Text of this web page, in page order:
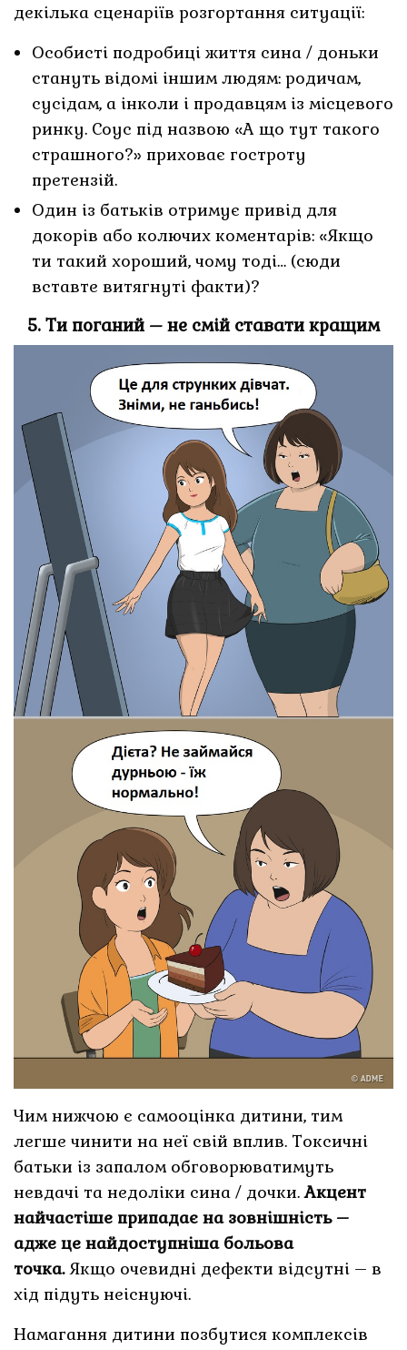
декілька сценаріїв розгортання ситуації:
Особисті подробиці життя сина / доньки
стануть відомі іншим людям: родичам,
сусідам, а інколи і продавцям із місцевого
ринку. Соус під назвою «А що тут такого
страшного?» приховає гостроту
претензій.
Один із батьків отримує привід для
докорів або колючих коментарів: «Якщо
ти такий хороший, чому тоді… (сюди
вставте витягнуті факти)?
5. Ти поганий – не смій ставати кращим
Чим нижчою є самооцінка дитини, тим
легше чинити на неї свій вплив. Токсичні
батьки із запалом обговорюватимуть
невдачі та недоліки сина / дочки.Акцент
найчастіше припадає на зовнішність –
адже це найдоступніша больова
точка.Якщо очевидні дефекти відсутні – в
хід підуть неіснуючі.
Намагання дитини позбутися комплексів